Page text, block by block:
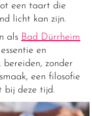
een taart die
licht kan zijn.
als Bad Dürrheim
en
zonder
een filosofie
bij deze tijd.